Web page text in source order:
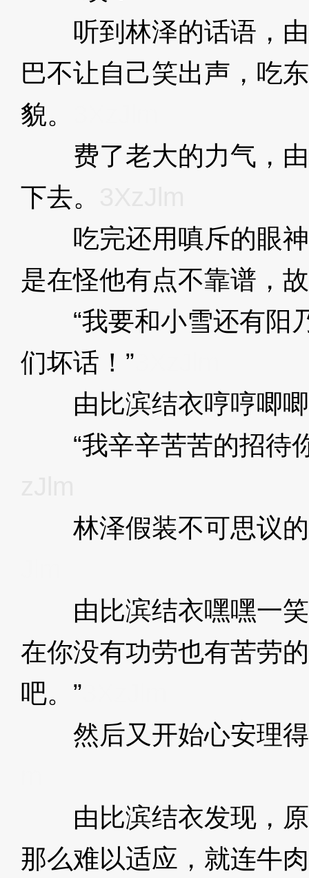
听到林泽的话语，由
巴不让自己笑出声，吃
貌。
费了老大的力气，由
下去。
吃完还用嗔斥的眼神
是在怪他有点不靠谱，
“我要和小雪还有阳
们坏话！”
由比滨结衣哼哼唧唧
“我辛辛苦苦的招待
林泽假装不可思议的
由比滨结衣嘿嘿一笑
在你没有功劳也有苦劳
吧。”
然后又开始心安理得
由比滨结衣发现，原
那么难以适应，就连牛